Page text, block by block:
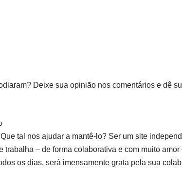
Deixe sua opinião nos comentários e dê
tal nos ajudar a mantê-lo? Ser um site
trabalha – de forma colaborativa e com muito amor
os dias, será imensamente grata pela sua